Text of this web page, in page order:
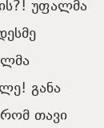
უფალმა
განა
რომ თავი